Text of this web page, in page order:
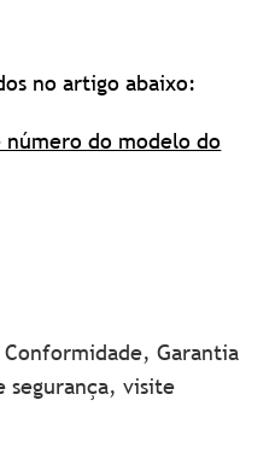
no artigo abaixo:
do modelo do
Conformidade, Garantia
segurança, visite